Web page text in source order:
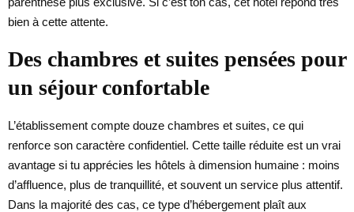
bien à cette attente.
Des chambres et suites pensées pour
un séjour confortable
L’établissement compte douze chambres et suites, ce qui
renforce son caractère confidentiel. Cette taille réduite est un vrai
avantage si tu apprécies les hôtels à dimension humaine : moins
d’affluence, plus de tranquillité, et souvent un service plus attentif.
Dans la majorité des cas, ce type d’hébergement plaît aux